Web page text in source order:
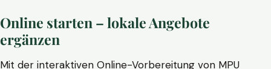
Online starten – lokale Angebote
ergänzen
Mit der interaktiven Online-Vorbereitung von MPU